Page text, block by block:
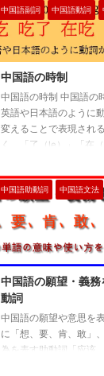
中国語副詞 中国語動詞
中国語の時制
中国語の時制 中国語の
英語や日本語のように
変えることで表現され
く、「了（le）」「在（
の時間表現を使って時
ます。 また、「了（le
は直接関係がありませ
の時制 中国語では、動
（le）」を付けること
（le）」単独では過去
ではありません。 過去
は「昨天」「已经」な
現や文脈が必要です。
（le）だけでは ...
中国語助動詞 中国語文法
中国語の願望・義務
動詞
中国語の願望や意思を
に「想、要、肯、敢」
為を表す助動詞「应该